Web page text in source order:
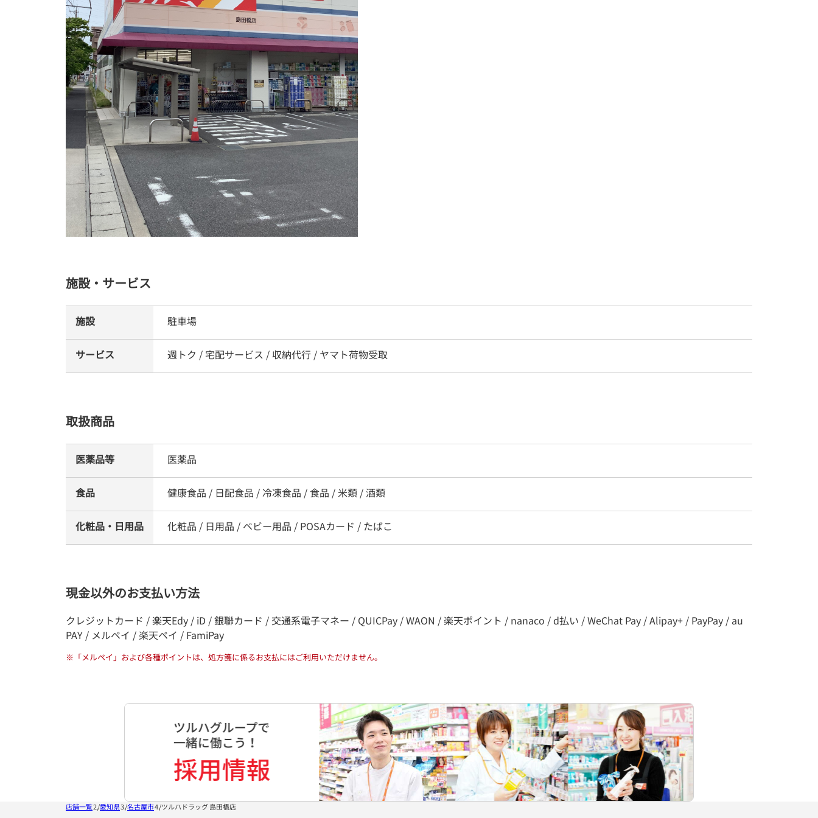
施設・サービス
施設 駐車場
サービス 週トク / 宅配サービス / 収納代行 / ヤマト荷物受取
取扱商品
医薬品等 医薬品
食品 健康食品 / 日配食品 / 冷凍食品 / 食品 / 米類 / 酒類
化粧品・日用品 化粧品 / 日用品 / ベビー用品 / POSAカード / たばこ
現金以外のお支払い方法
クレジットカード / 楽天Edy / iD / 銀聯カード / 交通系電子マネー / QUICPay / WAON / 楽天ポイント / nanaco / d払い / WeChat Pay / Alipay+ / PayPay / au
PAY / メルペイ / 楽天ペイ / FamiPay
※ 「メルペイ」および各種ポイントは、処方箋に係るお支払にはご利用いただけません。
店舗一覧 愛知県 名古屋市 ツルハドラッグ 島田橋店